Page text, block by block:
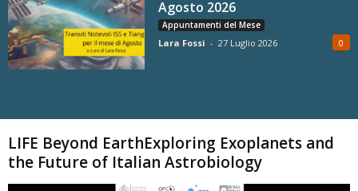
Agosto 2026
Appuntamenti del Mese
Lara Fossi - 27 Luglio 2026 0
LIFE Beyond EarthExploring Exoplanets and
the Future of Italian Astrobiology